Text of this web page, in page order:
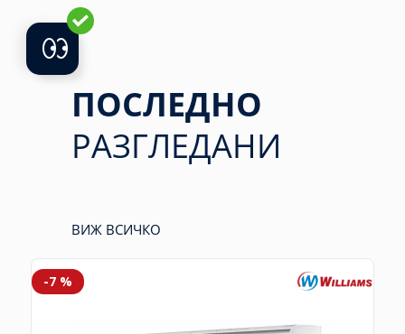
ПОСЛЕДНО
РАЗГЛЕДАНИ
ВИЖ ВСИЧКО
-7 %